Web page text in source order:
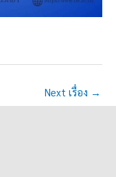
Next เรื่อง →